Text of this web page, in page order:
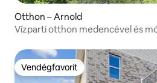
Otthon – Arnold
Vízparti otthon medencével és
Vendégfavorit
Vendégfavorit